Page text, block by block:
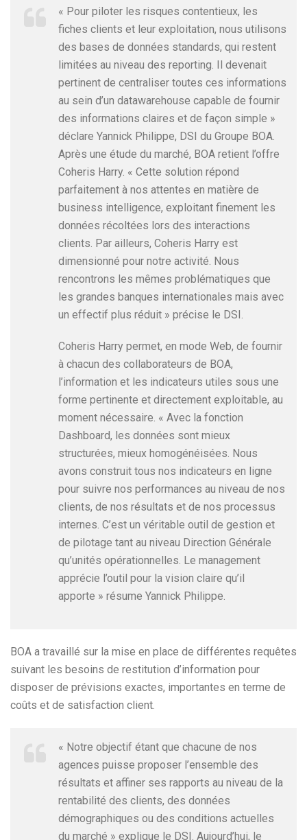
« Pour piloter les risques contentieux, les
fiches clients et leur exploitation, nous utilisons
des bases de données standards, qui restent
limitées au niveau des reporting. Il devenait
pertinent de centraliser toutes ces informations
au sein d’un datawarehouse capable de fournir
des informations claires et de façon simple »
déclare Yannick Philippe, DSI du Groupe BOA.
Après une étude du marché, BOA retient l’offre
Coheris Harry. « Cette solution répond
parfaitement à nos attentes en matière de
business intelligence, exploitant finement les
données récoltées lors des interactions
clients. Par ailleurs, Coheris Harry est
dimensionné pour notre activité. Nous
rencontrons les mêmes problématiques que
les grandes banques internationales mais avec
un effectif plus réduit » précise le DSI.
Coheris Harry permet, en mode Web, de fournir
à chacun des collaborateurs de BOA,
l’information et les indicateurs utiles sous une
forme pertinente et directement exploitable, au
moment nécessaire. « Avec la fonction
Dashboard, les données sont mieux
structurées, mieux homogénéisées. Nous
avons construit tous nos indicateurs en ligne
pour suivre nos performances au niveau de nos
clients, de nos résultats et de nos processus
internes. C’est un véritable outil de gestion et
de pilotage tant au niveau Direction Générale
qu’unités opérationnelles. Le management
apprécie l’outil pour la vision claire qu’il
apporte » résume Yannick Philippe.
BOA a travaillé sur la mise en place de différentes requêtes
suivant les besoins de restitution d’information pour
disposer de prévisions exactes, importantes en terme de
coûts et de satisfaction client.
« Notre objectif étant que chacune de nos
agences puisse proposer l’ensemble des
résultats et affiner ses rapports au niveau de la
rentabilité des clients, des données
démographiques ou des conditions actuelles
du marché » explique le DSI. Aujourd’hui, le